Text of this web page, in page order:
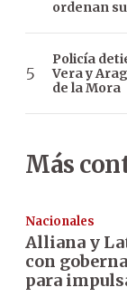
ordenan
Policía
Vera y
de la Mora
Más
Nacionales
Alliana y
con
para